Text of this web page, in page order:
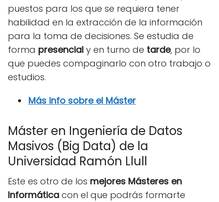
puestos para los que se requiera tener
habilidad en la extracción de la información
para la toma de decisiones. Se estudia de
forma presencial y en turno de tarde, por lo
que puedes compaginarlo con otro trabajo o
estudios.
Más info sobre el Máster
Máster en Ingeniería de Datos
Masivos (Big Data) de la
Universidad Ramón Llull
Este es otro de los mejores Másteres en
Informática con el que podrás formarte